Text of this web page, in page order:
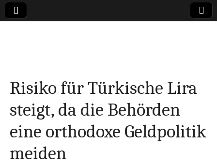
Finanzen,
Marketing-, Vertrieb-
& Investment-Tipps
Risiko für Türkische Lira
steigt, da die Behörden
eine orthodoxe Geldpolitik
meiden